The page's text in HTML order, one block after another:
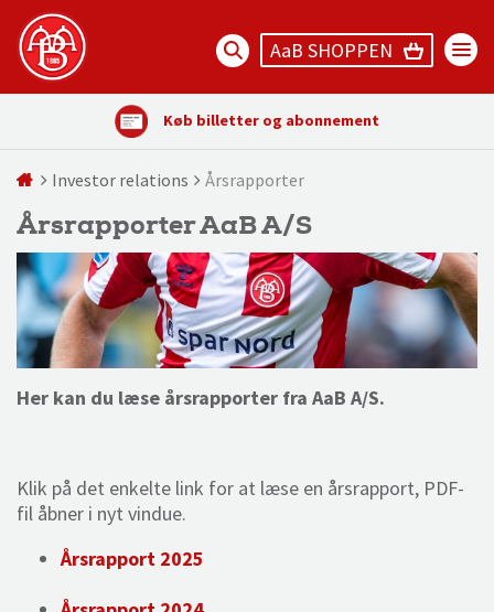
AaB SHOPPEN
Køb billetter og abonnement
Investor relations Årsrapporter
Årsrapporter AaB A/S
Her kan du læse årsrapporter fra AaB A/S.
Klik på det enkelte link for at læse en årsrapport, PDF-
fil åbner i nyt vindue.
Årsrapport 2025